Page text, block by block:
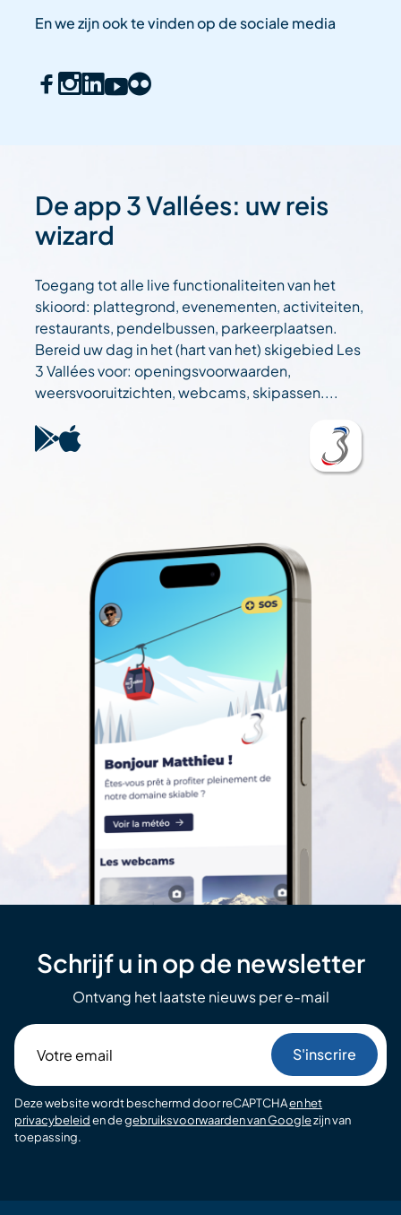
En we zijn ook te vinden op de sociale media
De app 3 Vallées: uw reis
wizard
Toegang tot alle live functionaliteiten van het
skioord: plattegrond, evenementen, activiteiten,
restaurants, pendelbussen, parkeerplaatsen.
Bereid uw dag in het (hart van het) skigebied Les
3 Vallées voor: openingsvoorwaarden,
weersvooruitzichten, webcams, skipassen....
Schrijf u in op de newsletter
Ontvang het laatste nieuws per e-mail
email
Deze website wordt beschermd door reCAPTCHAen het
privacybeleiden degebruiksvoorwaarden van Googlezijn van
toepassing.